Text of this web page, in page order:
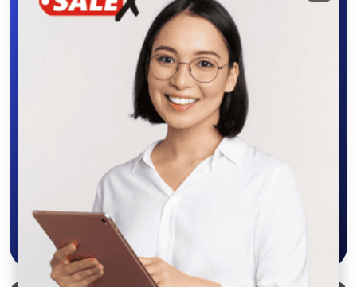
приложение
Скачайте приложение в Google Play –
крутите колесо фортуны, выигрывайте
бонусы, удобно ищите и размещайте
объявления - все это в нашем мобильном
приложении SALEX!
Скачать в Google Play